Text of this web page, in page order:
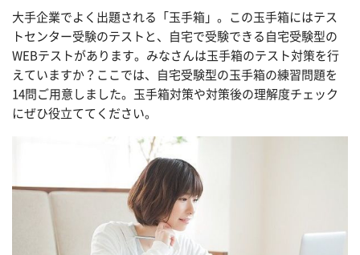
大手企業でよく出題される「玉手箱」。この玉手箱にはテス
トセンター受験のテストと、自宅で受験できる自宅受験型の
WEBテストがあります。みなさんは玉手箱のテスト対策を行
えていますか？ここでは、自宅受験型の玉手箱の練習問題を
14問ご用意しました。玉手箱対策や対策後の理解度チェック
にぜひ役立ててください。